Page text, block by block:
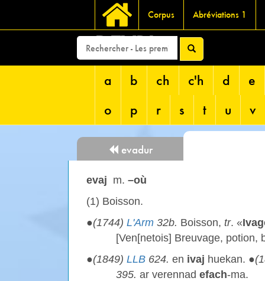
Corpus Abréviations 1
DEVRI
a b ch c'h d
e
o
p r s t u v
evadur
evaj m. –où
(1) Boisson.
●(1744) L'Arm 32b. Boisson, tr. «
[Ven[netois] Breuvage, potion,
●(1849) LLB 624. en ivaj huekan. ●
395. ar verennad efach-ma.